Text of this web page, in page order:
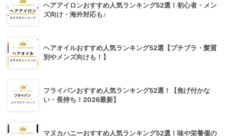
ヘアアイロンおすすめ人気ランキング52選！初心者・メン
ズ向け・海外対応も♪
ヘアオイルおすすめ人気ランキング52選【プチプラ・髪質
別やメンズ向けも！】
フライパンおすすめ人気ランキング52選！【焦げ付かな
い・長持ち！2026最新】
マヌカハニーおすすめ人気ランキング52選！味や栄養価の